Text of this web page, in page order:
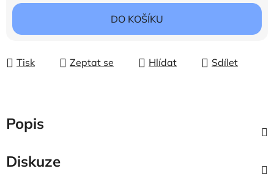
Měrná cena:
DO KOŠÍKU
Tisk Zeptat se Hlídat Sdílet
Popis
Diskuze